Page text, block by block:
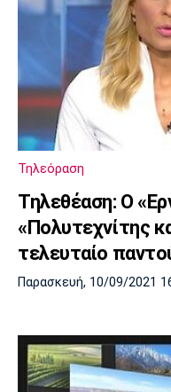
Τηλεόραση
Τηλεθέαση: Ο
«Πολυτεχνίτης
τελευταίο
Παρασκευή, 10/09/2021